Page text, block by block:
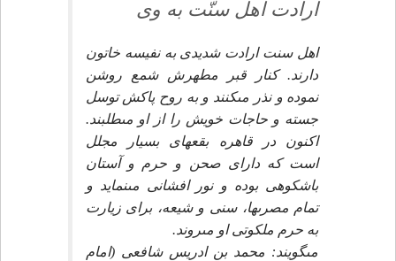
ارادت اهل سنّت به وى
اهل سنت ارادت شديدى به نفيسه خاتون
دارند. كنار قبر مطهرش شمع روشن
نموده و نذر مى‏كنند و به روح پاكش توسل
جسته و حاجات خويش را از او مى‏طلبند.
اكنون در قاهره بقعه‏اى بسيار مجلل
است كه داراى صحن و حرم و آستان
باشكوهى بوده و نور افشانى مى‏نمايد و
تمام مصرى‏ها، سنى و شيعه، براى زيارت
به حرم ملكوتى او مى‏روند.
مى‏گويند: محمد بن ادريس شافعى (امام